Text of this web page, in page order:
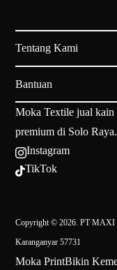
Tentang Kami
Bantuan
Moka Textile jual kain
premium di Solo Raya.
Instagram
TikTok
Copyright © 2026. PT MAXI
Karanganyar 57731
Moka PrintBikin